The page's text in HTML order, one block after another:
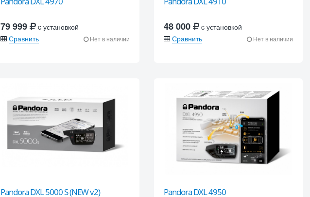
79 999
c установкой
Сравнить
Нет в наличии
48 000
c установкой
Сравнить
Нет в наличии
Pandora DXL 5000 S (NEW v2) Pandora DXL 4950